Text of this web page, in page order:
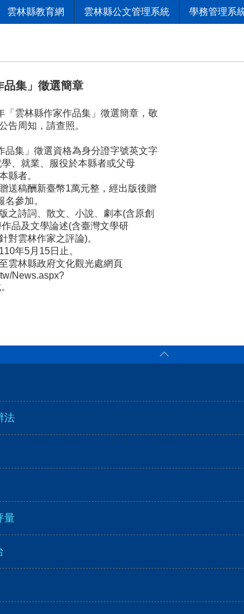
雲林縣教育網 雲林縣公文管理系統 學務管理系
品集」徵選簡章
「雲林縣作家作品集」徵選簡章，敬
告周知，請查照。
品集」徵選資格為身分證字號英文字
、就業、服役於本縣者或父母
縣者。
送稿酬新臺幣1萬元整，經出版後贈
參加。
之詩詞、散文、小說、劇本(含原創
品及文學論述(含臺灣文學研
對雲林作家之評論)。
年5月15日止。
雲林縣政府文化觀光處網頁
News.aspx?
選單
法
量